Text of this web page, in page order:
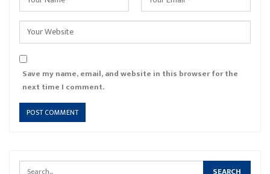
Save my name, email, and website in this browser for the
next time I comment.